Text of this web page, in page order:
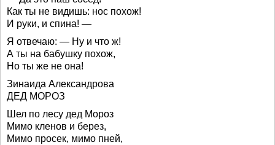
Как ты не видишь: нос похож!
И руки, и спина! —
Я отвечаю: — Ну и что ж!
А ты на бабушку похож,
Но ты же не она!
Зинаида Александрова
ДЕД МОРОЗ
Шел по лесу дед Мороз
Мимо кленов и берез,
Мимо просек, мимо пней,